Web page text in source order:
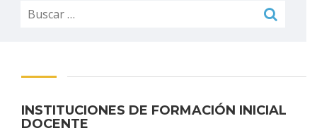
Buscar:
INSTITUCIONES DE FORMACIÓN INICIAL
DOCENTE